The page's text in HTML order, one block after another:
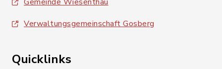
Verwaltungsgemeinschaft Gosberg
Quicklinks